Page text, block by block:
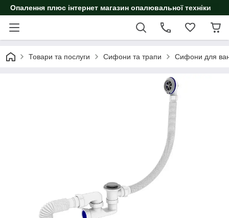
Опалення плюс інтернет магазин опалювальної техніки
Товари та послуги Сифони та трапи Сифони для